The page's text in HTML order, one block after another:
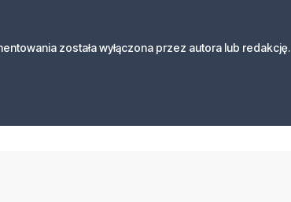
została wyłączona przez autora lub redakcję.